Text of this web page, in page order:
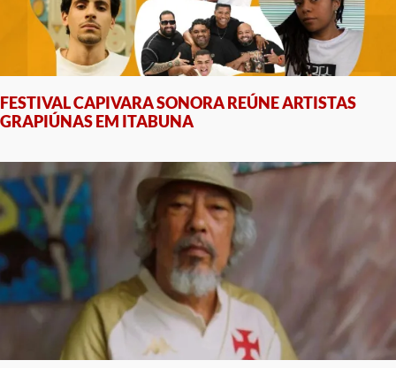
FESTIVAL CAPIVARA SONORA REÚNE ARTISTAS
GRAPIÚNAS EM ITABUNA